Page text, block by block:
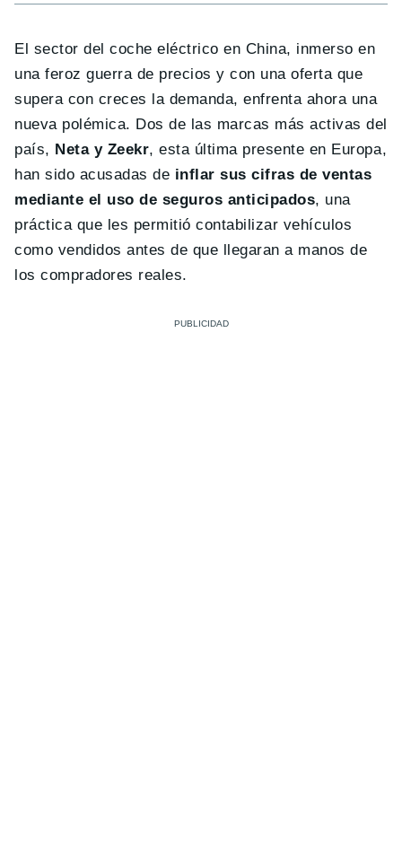
El sector del coche eléctrico en China, inmerso en
una feroz guerra de precios y con una oferta que
supera con creces la demanda, enfrenta ahora una
nueva polémica. Dos de las marcas más activas del
país, Neta y Zeekr, esta última presente en Europa,
han sido acusadas de inflar sus cifras de ventas
mediante el uso de seguros anticipados, una
práctica que les permitió contabilizar vehículos
como vendidos antes de que llegaran a manos de
los compradores reales.